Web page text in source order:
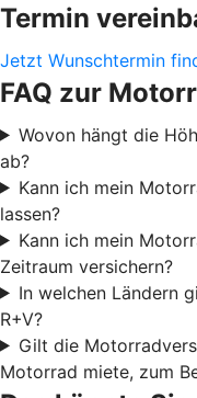
Termin
Jetzt Wunschtermin
FAQ zur
Wovon hängt die
ab?
Kann ich mein
lassen?
Kann ich mein
Zeitraum versichern?
In welchen Ländern
R+V?
Gilt die
Motorrad miete, zum